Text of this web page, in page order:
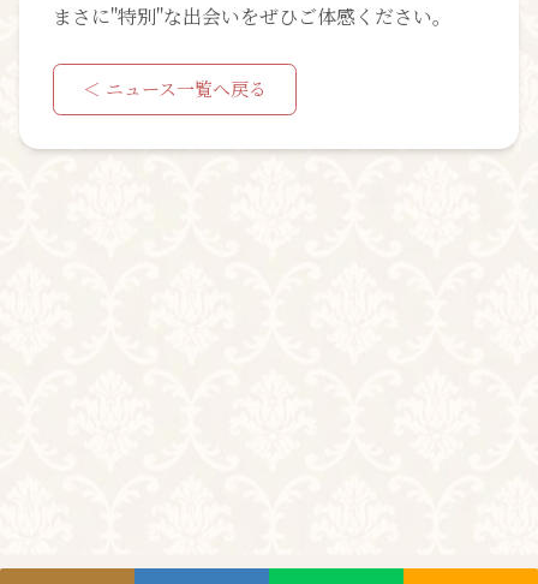
まさに"特別"な出会いをぜひご体感ください。
＜ ニュース一覧へ戻る